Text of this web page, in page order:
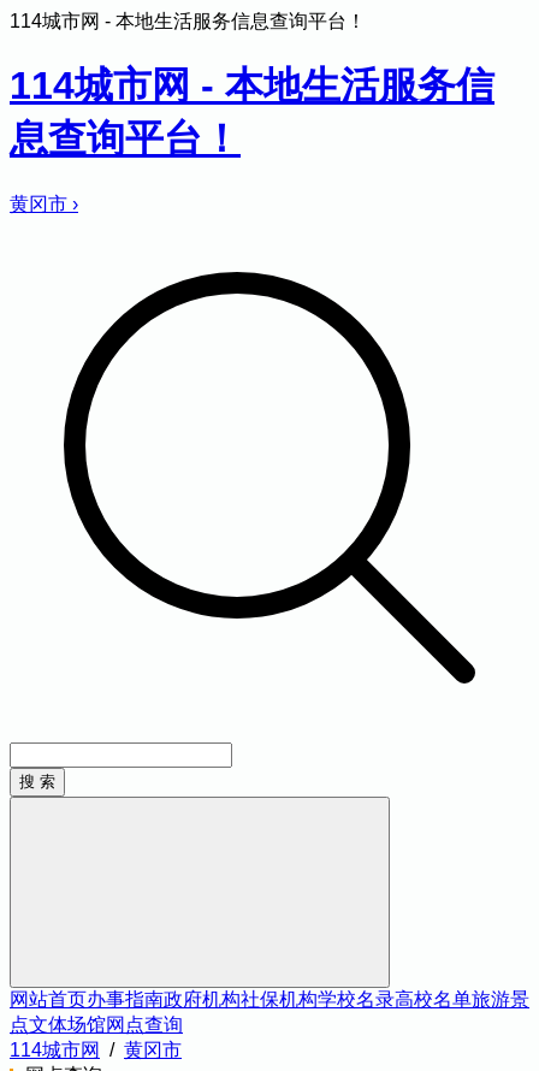
114城市网 - 本地生活服务信息查询平台！
114城市网 - 本地生活服务信
息查询平台！
黄冈市 ›
网站首页办事指南政府机构社保机构学校名录高校名单旅游景
点文体场馆网点查询
114城市网
/ 黄冈市